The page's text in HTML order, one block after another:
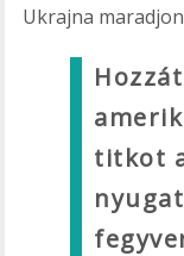
Ukrajna
titkot